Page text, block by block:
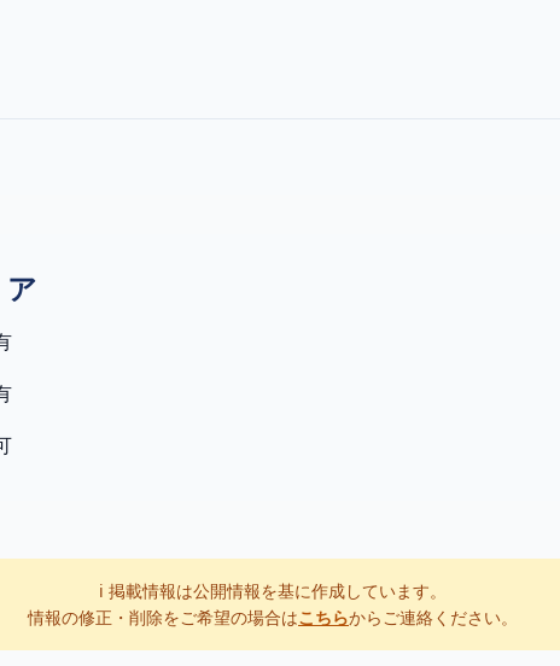
ア
ℹ️ 掲載情報は公開情報を基に作成しています。
情報の修正・削除をご希望の場合はこちらからご連絡ください。